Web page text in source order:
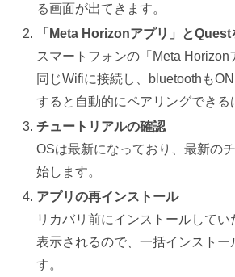
る画面が出てきます。
「Meta Horizonアプリ」と
スマートフォンの「Meta Horizon
同じWifiに接続し、bluetoothもON
すると自動的にペアリングできる
チュートリアルの確認
OSは最新になっており、最新の
始します。
アプリの再インストール
リカバリ前にインストールして
表示されるので、一括インストー
す。